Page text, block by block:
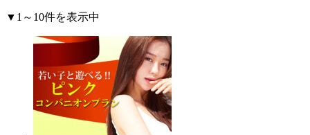
▼1～10件を表示中